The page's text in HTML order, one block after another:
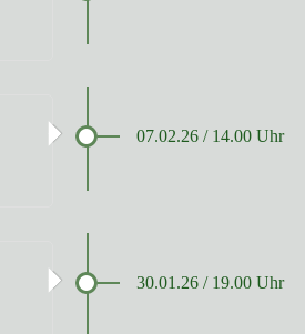
07.02.26 / 14.00 Uhr
30.01.26 / 19.00 Uhr